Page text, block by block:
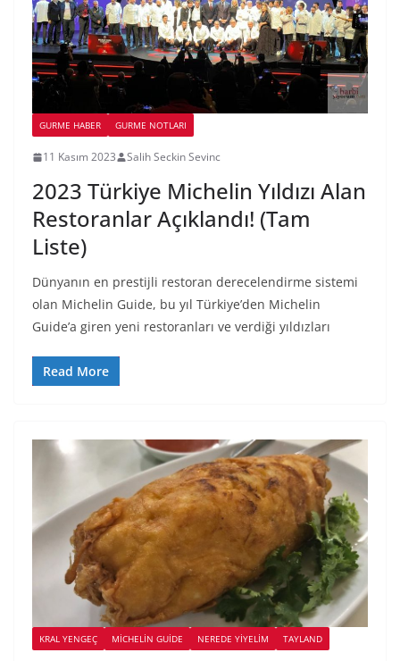
GURME HABER GURME NOTLARI
11 Kasım 2023 Salih Seckin Sevinc
2023 Türkiye Michelin Yıldızı Alan
Restoranlar Açıklandı! (Tam
Liste)
Dünyanın en prestijli restoran derecelendirme sistemi
olan Michelin Guide, bu yıl Türkiye’den Michelin
Guide’a giren yeni restoranları ve verdiği yıldızları
Read More
KRAL YENGEÇ MICHELIN GUIDE NEREDE YİYELİM TAYLAND